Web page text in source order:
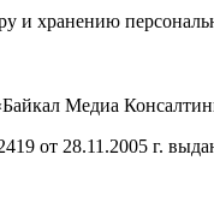
и хранению
Медиа
28.11.2005 г.